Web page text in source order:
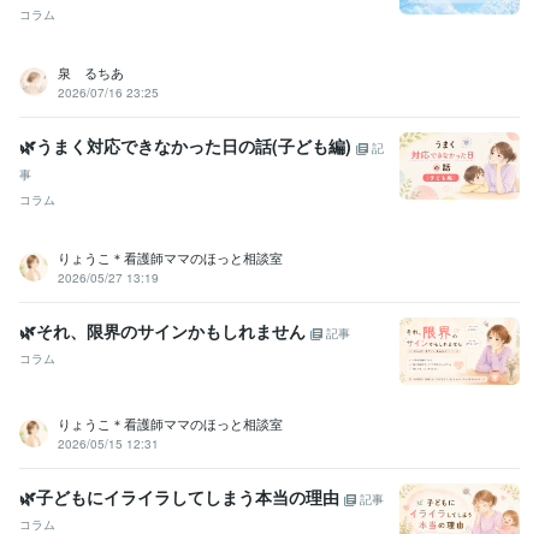
コラム
泉 るちあ
2026/07/16 23:25
🌿うまく対応できなかった日の話(子ども編)
記
事
コラム
りょうこ＊看護師ママのほっと相談室
2026/05/27 13:19
🌿それ、限界のサインかもしれません
記事
コラム
りょうこ＊看護師ママのほっと相談室
2026/05/15 12:31
🌿子どもにイライラしてしまう本当の理由
記事
コラム